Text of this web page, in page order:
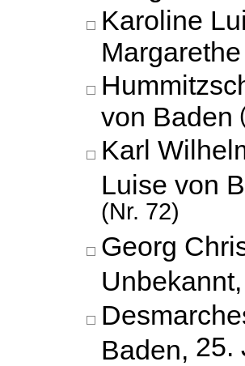
Karoline
von Baden
Karl
Luise von
(Nr. 72)
Georg
Unbekannt,
Baden, 25.